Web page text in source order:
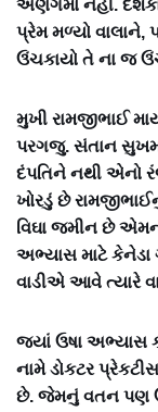
અણગમો નહીં.
પ્રેમ મળ્યો વાલાને,
ઉંચકાયો તે ના જ
મુખી રામજીભાઈ
પરગજુ. સંતાન
દંપતિને નથી
ખોરડું છે
વિઘા જમીન છે
અભ્યાસ માટે કેનેડા
વાડીએ આવે ત્યારે
જ્યાં ઉષા અભ્યાસ
નામે ડોકટર
છે. જેમનું વતન પણ